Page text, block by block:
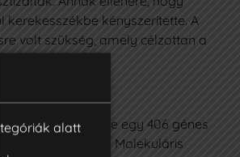
alatt
kényszerítette. A
volt szükség, amely célzottan a
elemzésére egy 406 génes
Virtuális Molekuláris